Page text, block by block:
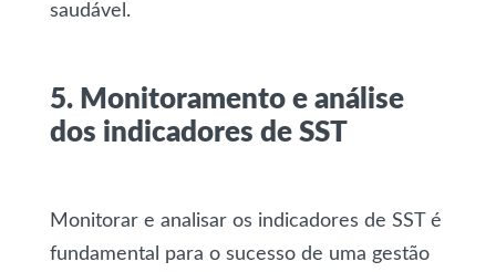
saudável.
5. Monitoramento e análise
dos indicadores de SST
Monitorar e analisar os indicadores de SST é
fundamental para o sucesso de uma gestão